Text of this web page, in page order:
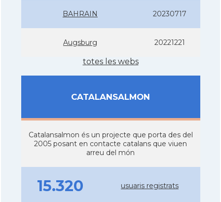
BAHRAIN 20230717
Augsburg 20221221
totes les webs
CATALANSALMON
Catalansalmon és un projecte que porta des del
2005 posant en contacte catalans que viuen
arreu del món
15.320 usuaris registrats